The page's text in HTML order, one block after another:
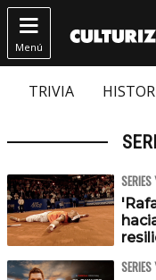

Menú
TRIVIA
SERIES
SERIES